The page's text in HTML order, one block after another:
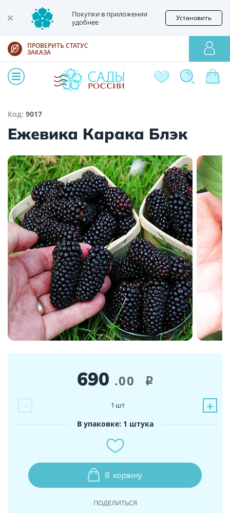
Покупки в приложении
удобнее
Установить
ПРОВЕРИТЬ СТАТУС
ЗАКАЗА
Код: 9017
Ежевика Карака Блэк
690 .00 i
− +
1 шт
В упаковке: 1 штука
В корзину
ПОДЕЛИТЬСЯ